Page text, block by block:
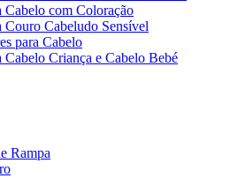
Cabelo com Coloração
Couro Cabeludo Sensível
para Cabelo
Cabelo Criança e Cabelo Bebé
Rampa